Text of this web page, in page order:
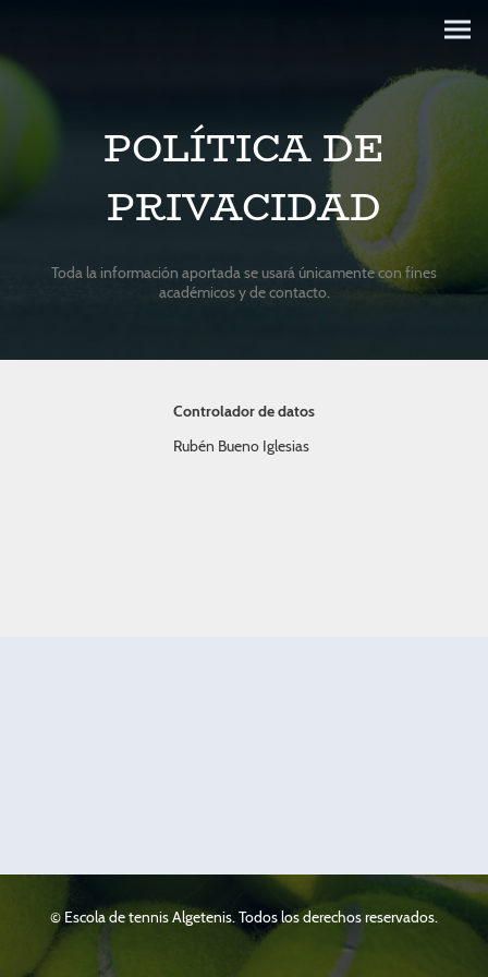
POLÍTICA DE
PRIVACIDAD
Toda la información aportada se usará únicamente con fines
académicos y de contacto.
Controlador de datos
Rubén Bueno Iglesias
© Escola de tennis Algetenis. Todos los derechos reservados.